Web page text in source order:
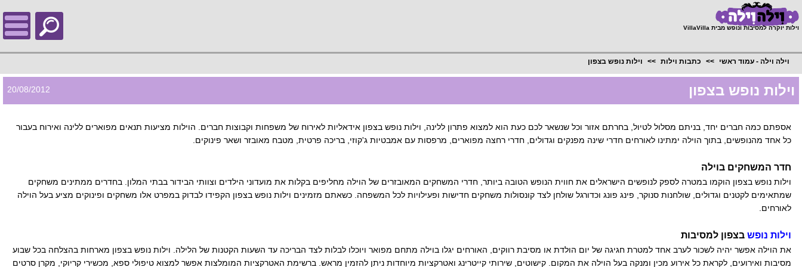
וילות יוקרה למסיבות ונופש מבית VillaVilla
וילה וילה - עמוד ראשי כתבות וילות וילות נופש בצפון
וילות נופש בצפון 20/08/2012
אספתם כמה חברים יחד, בניתם מסלול לטיול, בחרתם אזור וכל שנשאר לכם כעת הוא למצוא פתרון ללינה, וילות נופש בצפון אידאליות לאירוח של משפחות וקבוצות חברים. הוילות מציעות תנאים מפוארים ללינה ואירוח בעבור
כל אחד מהנופשים, בתוך הוילה ימתינו לאורחים חדרי שינה מפנקים וגדולים, חדרי רחצה מפוארים, מרפסות עם אמבטיות ג'קוזי, בריכה פרטית, מטבח מאובזר ושאר פינוקים.
חדר המשחקים בוילה
וילות נופש בצפון הוקמו במטרה לספק לנופשים הישראלים את חווית הנופש הטובה ביותר, חדרי המשחקים המאובזרים של הוילה מחליפים בקלות את מועדוני הילדים וצוותי הבידור בבתי המלון. בחדרים ממתינים משחקים
שמתאימים לקטנים וגדולים, שולחנות סנוקר, פינג פונג וכדורגל שולחן לצד קונסולות משחקים חדישות ופעילויות לכל המשפחה. כשאתם מזמינים וילות נופש בצפון הקפידו לבדוק במפרט אלו משחקים ופינוקים מציע בעל הוילה
לאורחים.
וילות נופש בצפון למסיבות
את הוילה אפשר יהיה לשכור לערב אחד למטרת חגיגה של יום הולדת או מסיבת רווקים, האורחים יגלו בוילה מתחם מפואר ויוכלו לבלות לצד הבריכה עד השעות הקטנות של הלילה. וילות נופש בצפון מארחות בהצלחה בכל שבוע
מסיבות ואירועים, לקראת כל אירוע מכין ומנקה בעל הוילה את המקום. קישוטים, שירותי קייטרינג ואטרקציות מיוחדות ניתן להזמין מראש. ברשימת האטרקציות המומלצות אפשר למצוא טיפולי ספא, מכשירי קריוקי, מקרן סרטים